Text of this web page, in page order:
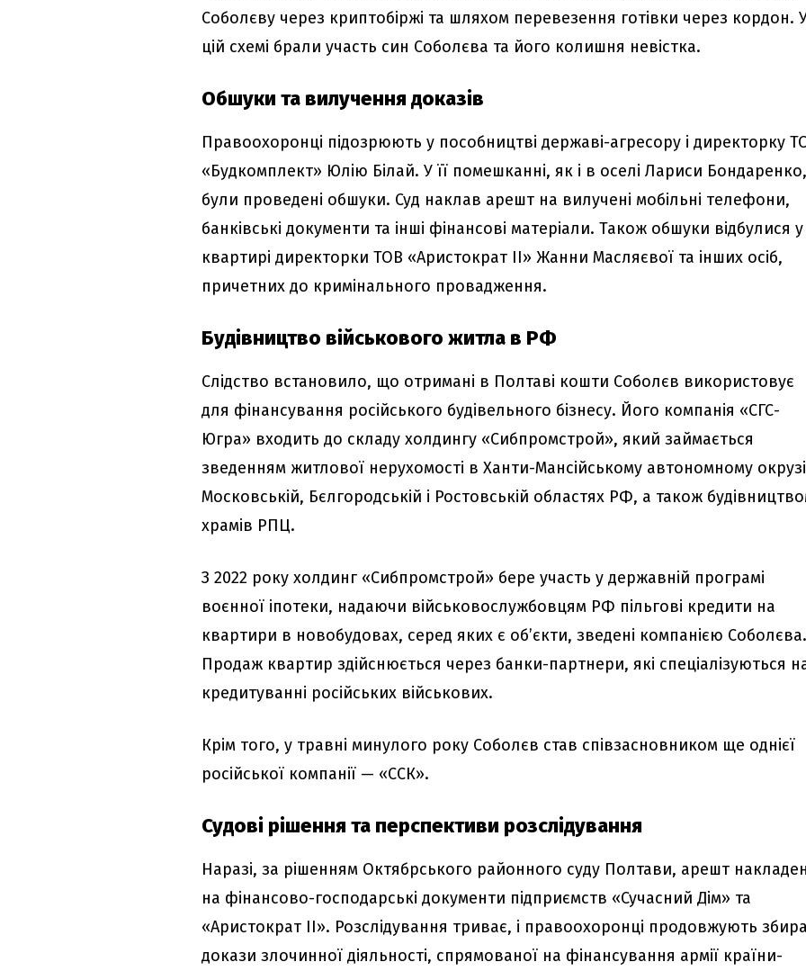
Соболєву через криптобіржі та шляхом перевезення готівки через кордон.
цій схемі брали участь син Соболєва та його колишня невістка.
Обшуки та вилучення доказів
Правоохоронці підозрюють у пособництві державі-агресору і директорку
«Будкомплект» Юлію Білай. У її помешканні, як і в оселі Лариси
були проведені обшуки. Суд наклав арешт на вилучені мобільні телефони,
банківські документи та інші фінансові матеріали. Також обшуки відбулися у
квартирі директорки ТОВ «Аристократ II» Жанни Масляєвої та інших осіб,
причетних до кримінального провадження.
Будівництво військового житла в РФ
Слідство встановило, що отримані в Полтаві кошти Соболєв використовує
для фінансування російського будівельного бізнесу. Його компанія «СГС-
Югра» входить до складу холдингу «Сибпромстрой», який займається
зведенням житлової нерухомості в Ханти-Мансійському автономному
Московській, Бєлгородській і Ростовській областях РФ, а також
храмів РПЦ.
З 2022 року холдинг «Сибпромстрой» бере участь у державній програмі
воєнної іпотеки, надаючи військовослужбовцям РФ пільгові кредити на
квартири в новобудовах, серед яких є об’єкти, зведені компанією
Продаж квартир здійснюється через банки-партнери, які спеціалізуються
кредитуванні російських військових.
Крім того, у травні минулого року Соболєв став співзасновником ще однієї
російської компанії — «ССК».
Судові рішення та перспективи розслідування
Наразі, за рішенням Октябрського районного суду Полтави, арешт
на фінансово-господарські документи підприємств «Сучасний Дім» та
«Аристократ II». Розслідування триває, і правоохоронці продовжують
докази злочинної діяльності, спрямованої на фінансування армії країни-